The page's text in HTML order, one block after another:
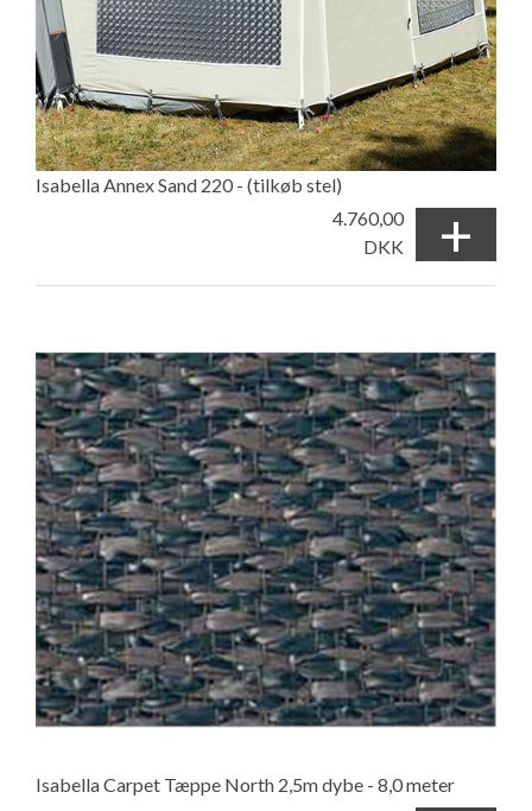
Isabella Annex Sand 220 - (tilkøb stel)
4.760,00
DKK
+
Isabella Carpet Tæppe North 2,5m dybe - 8,0 meter